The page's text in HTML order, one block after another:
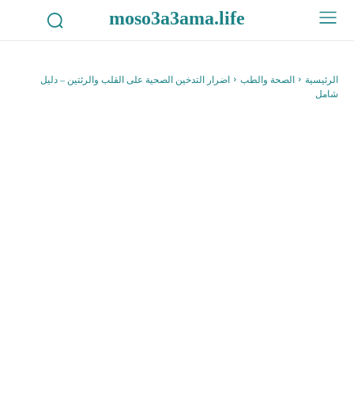
moso3a3ama.life
الرئيسية الصحة والطب
اضرار التدخين الصحية على القلب والرئتين – دليل
شامل